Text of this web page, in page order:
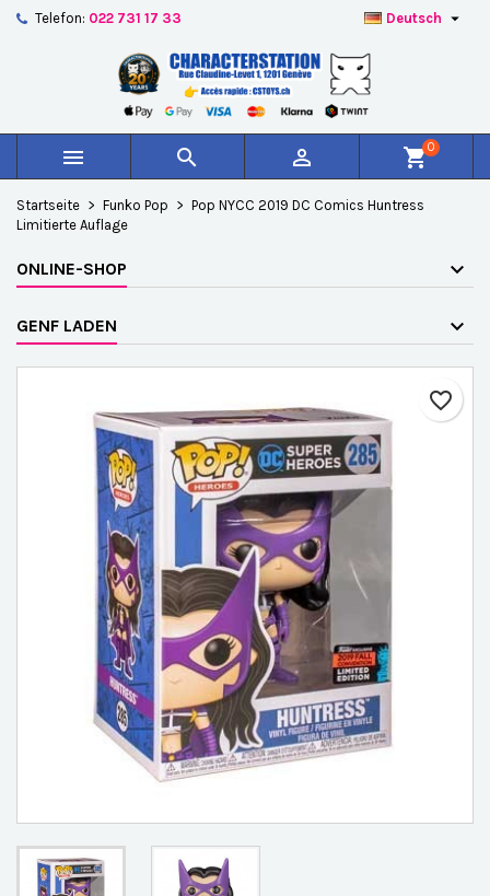
Telefon: 022 731 17 33 Deutsch 
   shopping_cart0
Startseite Funko Pop
Pop NYCC 2019 DC Comics Huntress
Limitierte Auflage
ONLINE-SHOP
GENF LADEN
favorite_border
Create new list
Name der Wunschliste
Abbrechen Wunschliste erstellen
Sie müssen angemeldet sein, um Artikel Ihrer
Wunschliste hinzufügen zu können.